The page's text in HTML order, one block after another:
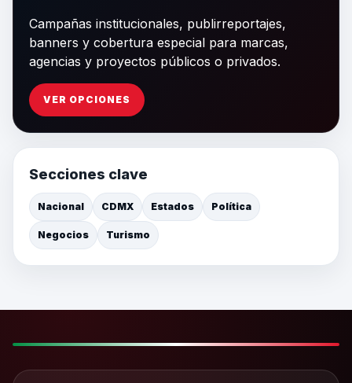
Campañas institucionales, publirreportajes,
banners y cobertura especial para marcas,
agencias y proyectos públicos o privados.
VER OPCIONES
Secciones clave
Nacional CDMX Estados Política
Negocios Turismo